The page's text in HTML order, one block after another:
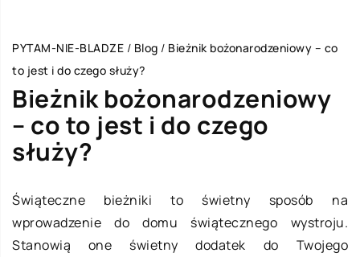
PYTAM-NIE-BLADZE / Blog / Bieżnik bożonarodzeniowy – co
to jest i do czego służy?
Bieżnik bożonarodzeniowy
– co to jest i do czego
służy?
Świąteczne bieżniki to świetny sposób na
wprowadzenie do domu świątecznego wystroju.
Stanowią one świetny dodatek do Twojego